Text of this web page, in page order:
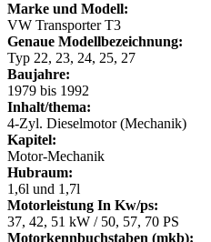
Marke und Modell:
VW Transporter T3
Genaue Modellbezeichnung:
Typ 22, 23, 24, 25, 27
Baujahre:
1979 bis 1992
Inhalt/thema:
4-Zyl. Dieselmotor (Mechanik)
Kapitel:
Motor-Mechanik
Hubraum:
1,6l und 1,7l
Motorleistung In Kw/ps:
37, 42, 51 kW / 50, 57, 70 PS
Motorkennbuchstaben (mkb):